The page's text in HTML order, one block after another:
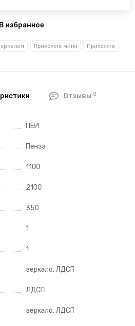
В избранное
Прихожие мини Прихожие
Отзывы 0
ПЕИ
Пенза
1100
2100
350
1
1
зеркало, ЛДСП
ЛДСП
зеркало, ЛДСП